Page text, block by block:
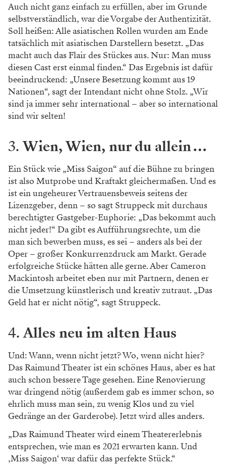
Auch nicht ganz einfach zu erfüllen, aber im Grunde
selbstverständlich, war die Vorgabe der Authentizität.
Soll heißen: Alle asiatischen Rollen wurden am Ende
tatsächlich mit asiatischen Darstellern besetzt. „Das
macht auch das Flair des Stückes aus. Nur: Man muss
diesen Cast erst einmal finden.“ Das Ergebnis ist dafür
beeindruckend: „Unsere Besetzung kommt aus 19
Nationen“, sagt der Intendant nicht ohne Stolz. „Wir
sind ja immer sehr international – aber so international
sind wir selten!
3.Wien, Wien, nur du allein …
Ein Stück wie „Miss Saigon“ auf die Bühne zu bringen
ist also Mutprobe und Kraftakt gleichermaßen. Und es
ist ein ungeheurer Vertrauensbeweis seitens der
Lizenzgeber, denn – so sagt Struppeck mit durchaus
berechtigter Gastgeber-Euphorie: „Das bekommt auch
nicht jeder!“ Da gibt es Aufführungsrechte, um die
man sich bewerben muss, es sei – anders als bei der
Oper – großer Konkurrenzdruck am Markt. Gerade
erfolgreiche Stücke hätten alle gerne. Aber Cameron
Mackintosh arbeitet eben nur mit Partnern, denen er
die Umsetzung künstlerisch und kreativ zutraut. „Das
Geld hat er nicht nötig“, sagt Struppeck.
4.Alles neu im alten Haus
Und: Wann, wenn nicht jetzt? Wo, wenn nicht hier?
Das Raimund Theater ist ein schönes Haus, aber es hat
auch schon bessere Tage gesehen. Eine Renovierung
war dringend nötig (außerdem gab es immer schon, so
ehrlich muss man sein, zu wenig Klos und zu viel
Gedränge an der Garderobe). Jetzt wird alles anders.
„Das Raimund Theater wird einem Theatererlebnis
entsprechen, wie man es 2021 erwarten kann. Und
‚Miss Saigon‘ war dafür das perfekte Stück.“